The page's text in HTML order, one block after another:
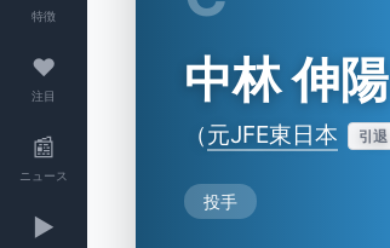
特徴
❤
注目
📰
ニュース
▶️
中林 伸陽
（元JFE東日本 引退
投手